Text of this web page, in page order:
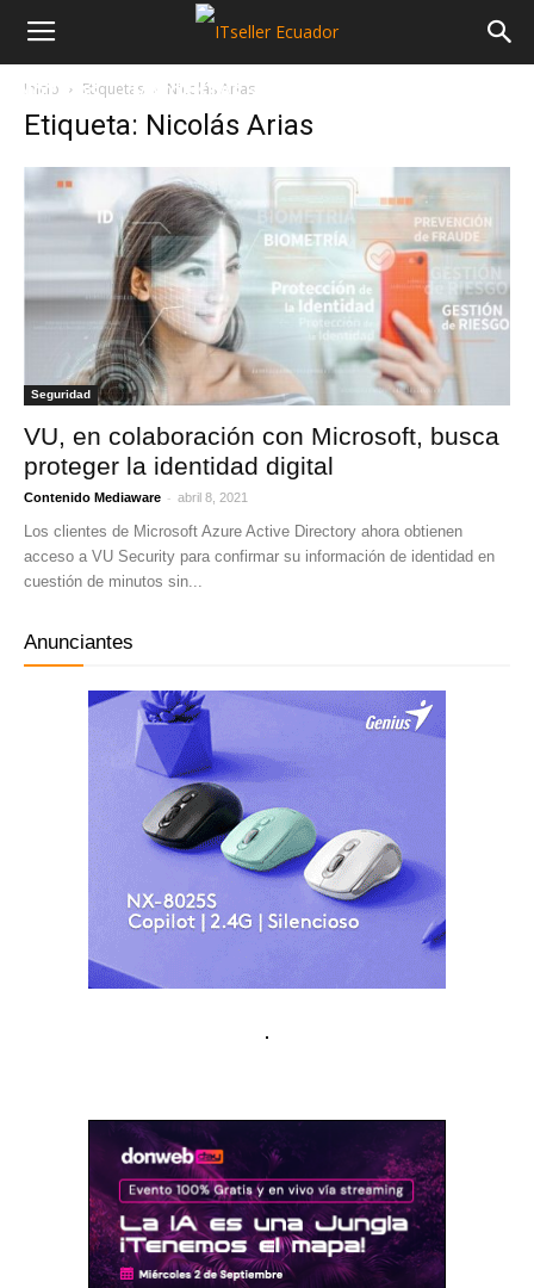
NOTICIAS MAYORISTAS
Inicio Etiquetas Nicolás Arias
Etiqueta: Nicolás Arias
Seguridad
VU, en colaboración con Microsoft, busca
proteger la identidad digital
Contenido Mediaware - abril 8, 2021
Los clientes de Microsoft Azure Active Directory ahora obtienen
acceso a VU Security para confirmar su información de identidad en
cuestión de minutos sin...
Anunciantes